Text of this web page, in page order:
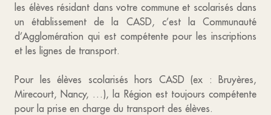
les élèves résidant dans votre commune et scolarisés dans
un établissement de la CASD, c’est la Communauté
d’Agglomération qui est compétente pour les inscriptions
et les lignes de transport.
Pour les élèves scolarisés hors CASD (ex : Bruyères,
Mirecourt, Nancy, …), la Région est toujours compétente
pour la prise en charge du transport des élèves.